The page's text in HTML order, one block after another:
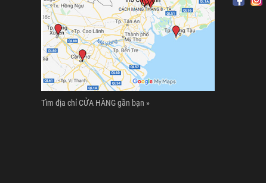
Tìm địa chỉ CỬA HÀNG gần bạn »